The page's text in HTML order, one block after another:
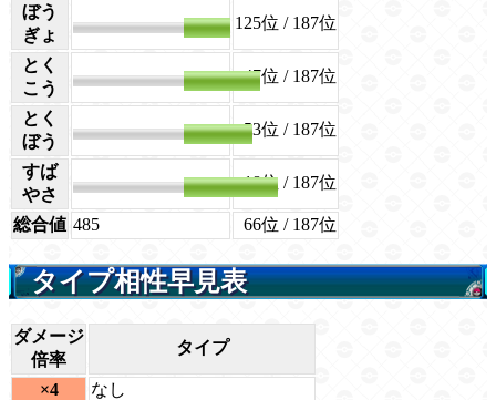
ぼう
ぎょ
55 125位 / 187位
とく
こう
90 47位 / 187位
とく
ぼう
80 53位 / 187位
すば
やさ
110 18位 / 187位
総合値 485 66位 / 187位
タイプ相性早見表
ダメージ
倍率
タイプ
×4
なし